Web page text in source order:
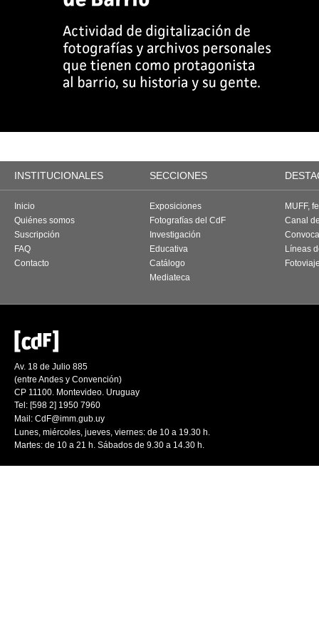
INSTITUCIONALES SECCIONES
Inicio
Quiénes somos
Suscripción
FAQ
Contacto
Exposiciones
Fotografías del CdF
Investigación
Educativa
Catálogo
Mediateca
MUFF,
Canal
Líneas
Av. 18 de Julio 885
(entre Andes y Convención)
CP 11100. Montevideo. Uruguay
Tel: [598 2] 1950 7960
Mail: CdF@imm.gub.uy
Lunes, miércoles, jueves, viernes: de 10 a 19.30 h.
Martes: de 10 a 21 h. Sábados de 9.30 a 14.30 h.